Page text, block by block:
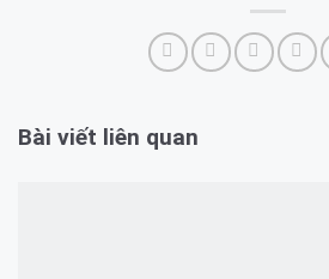
Bài viết liên quan